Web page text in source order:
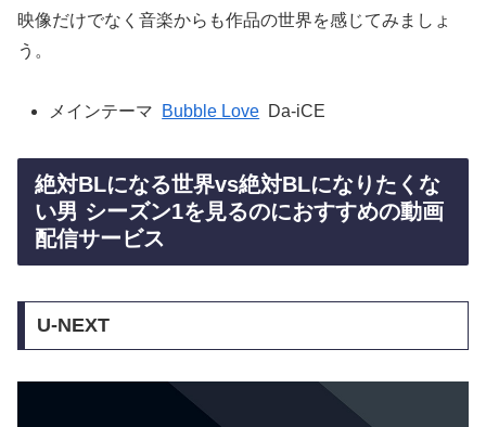
映像だけでなく音楽からも作品の世界を感じてみましょ
う。
メインテーマ Bubble Love Da-iCE
絶対BLになる世界vs絶対BLになりたくな
い男 シーズン1を見るのにおすすめの動画
配信サービス
U-NEXT